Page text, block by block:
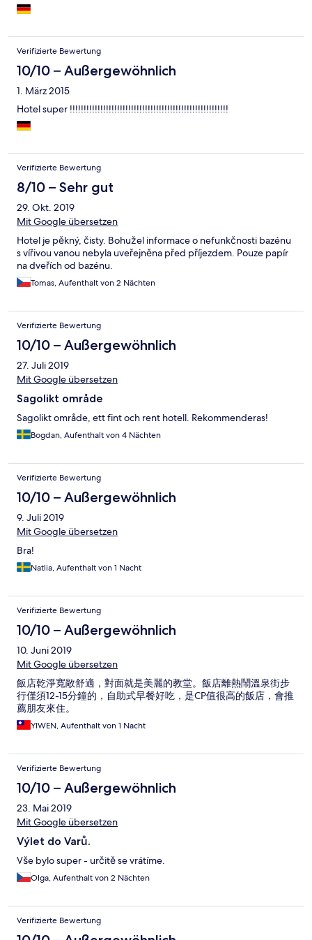
Verifizierte Bewertung
10/10 – Außergewöhnlich
1. März 2015
Hotel super !!!!!!!!!!!!!!!!!!!!!!!!!!!!!!!!!!!!!!!!!!!!!!!!!!!!!!!!!
Verifizierte Bewertung
8/10 – Sehr gut
29. Okt. 2019
Mit Google übersetzen
Hotel je pěkný, čisty. Bohužel informace o nefunkčnosti bazénu
s vířivou vanou nebyla uveřejněna před příjezdem. Pouze papír
na dveřích od bazénu.
Tomas, Aufenthalt von 2 Nächten
Verifizierte Bewertung
10/10 – Außergewöhnlich
27. Juli 2019
Mit Google übersetzen
Sagolikt område
Sagolikt område, ett fint och rent hotell. Rekommenderas!
Bogdan, Aufenthalt von 4 Nächten
Verifizierte Bewertung
10/10 – Außergewöhnlich
9. Juli 2019
Mit Google übersetzen
Bra!
Natlia, Aufenthalt von 1 Nacht
Verifizierte Bewertung
10/10 – Außergewöhnlich
10. Juni 2019
Mit Google übersetzen
飯店乾淨寬敞舒適，對面就是美麗的教堂。飯店離熱鬧溫泉街步
行僅須12-15分鐘的，自助式早餐好吃，是CP值很高的飯店，會推
薦朋友來住。
YIWEN, Aufenthalt von 1 Nacht
Verifizierte Bewertung
10/10 – Außergewöhnlich
23. Mai 2019
Mit Google übersetzen
Výlet do Varů.
Vše bylo super - určitě se vrátíme.
Olga, Aufenthalt von 2 Nächten
Verifizierte Bewertung